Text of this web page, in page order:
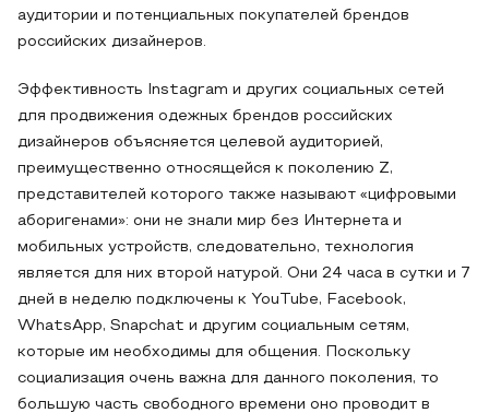
аудитории и потенциальных покупателей брендов
российских дизайнеров.
Эффективность Instagram и других социальных сетей
для продвижения одежных брендов российских
дизайнеров объясняется целевой аудиторией,
преимущественно относящейся к поколению Z,
представителей которого также называют «цифровыми
аборигенами»: они не знали мир без Интернета и
мобильных устройств, следовательно, технология
является для них второй натурой. Они 24 часа в сутки и 7
дней в неделю подключены к YouTube, Facebook,
WhatsApp, Snapchat и другим социальным сетям,
которые им необходимы для общения. Поскольку
социализация очень важна для данного поколения, то
большую часть свободного времени оно проводит в